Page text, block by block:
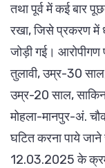
तथा पूर्व में कई बार
रखा, जिसे प्रकरण में
जोड़ी गई। आरोपीगण
तुलावी, उम्र-30
उम्र-20 साल,
मोहला-मानपुर-अं.
घटित करना पाये जाने
12.03.2025 के